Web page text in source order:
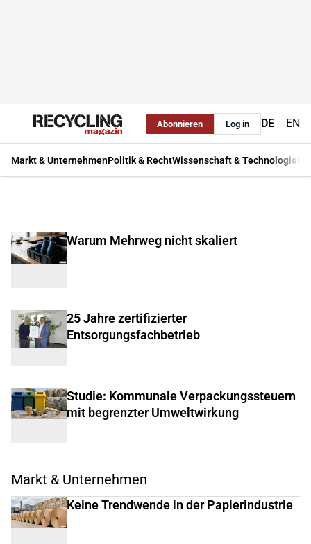
Abonnieren Log in DE EN
Markt & UnternehmenPolitik & RechtWissenschaft & Technologie
Warum Mehrweg nicht skaliert
25 Jahre zertifizierter
Entsorgungsfachbetrieb
Studie: Kommunale Verpackungssteuern
mit begrenzter Umweltwirkung
Markt & Unternehmen
Keine Trendwende in der Papierindustrie